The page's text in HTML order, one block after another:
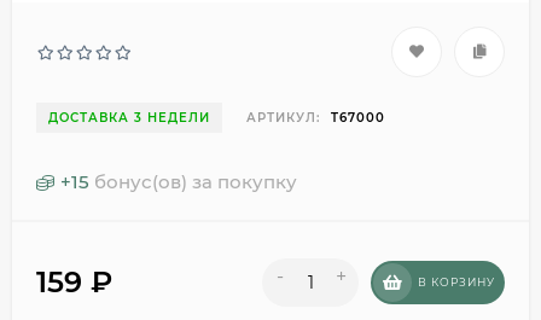
ДОСТАВКА 3 НЕДЕЛИ АРТИКУЛ: T67000
+15 бонус(ов) за покупку
159 ₽ - + В КОРЗИНУ